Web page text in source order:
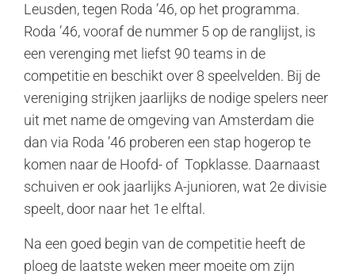
Leusden, tegen Roda ’46, op het programma.
Roda ’46, vooraf de nummer 5 op de ranglijst, is
een verenging met liefst 90 teams in de
competitie en beschikt over 8 speelvelden. Bij de
vereniging strijken jaarlijks de nodige spelers neer
uit met name de omgeving van Amsterdam die
dan via Roda ’46 proberen een stap hogerop te
komen naar de Hoofd- of Topklasse. Daarnaast
schuiven er ook jaarlijks A-junioren, wat 2e divisie
speelt, door naar het 1e elftal.
Na een goed begin van de competitie heeft de
ploeg de laatste weken meer moeite om zijn